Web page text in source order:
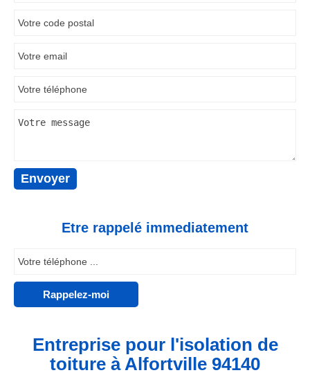
Etre rappelé immediatement
Entreprise pour l'isolation de
toiture à Alfortville 94140